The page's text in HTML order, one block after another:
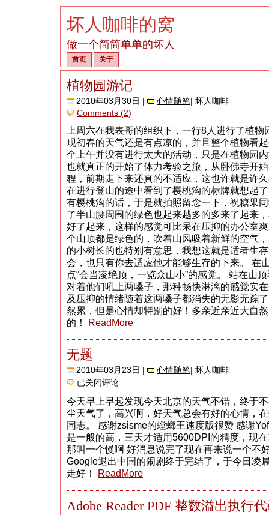
坏人咖啡的窝
做一个简简单单的坏人
首页 关于
植物园游记
2010年03月30日 | 心情随笔| 坏人咖啡
Comments (2)
上周六在我表哥的组织下，一行8人进行了植
现初春的天气还是有点凉的，并且整个植物看
个上午并没有进行太大的活动，只是在植物园
也就真正的开始了体力考验之旅，从卧佛寺开
程，前期走下来还真的不适应，这也许就是许
在进行登山的途中看到了樱桃沟的标牌就想起
有樱桃沟的话，于是就拍照留念一下，祝糖果
了半山腰周围的绿色也起来越多的多来了起来
好了起来，这样的感觉可比呆在压抑的办公室
个山顶都是绿色的，吹着山风吸着新鲜的空气
的小树长的也特别有意思，我想这就是适者生
会，也只有你去适应他才能够生存的下来。 在
点“会当凌绝顶，一览众山小”的感觉。 站在山
对着他们吼上两嗓子，那种畅快淋漓的感觉实
及压抑的情绪随着这两嗓子都消失的无影无踪
然累，但是心情却特别的好！多亲近亲近大自
的！
ReadMore
无题
2010年03月23日 | 心情随笔| 坏人咖啡
无
已关闭评论
今天早上早起发现今天北京的天气不错，终于
尘天气了，高兴啊，好天气总会有好的心情，
同志。 感谢zsisme的螳螂王速度版很赞 感谢
是一般的高，三天才适用5600DPI的精度，现
那叫一个慢啊 好消息说完了现在再来说一个不
Google退出中国的闹剧终于完结了，于今日凌
走好！
ReadMore
Adobe Reader PDF 整数溢出执行